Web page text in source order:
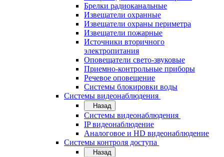
Брелки радиоканальные
Извещатели охранные
Извещатели охраны периметра
Извещатели пожарные
Источники вторичного
электропитания
Оповещатели свето-звуковые
Приемно-контрольные приборы
Речевое оповещение
Системы блокировки воды
Системы видеонаблюдения
Назад
Системы видеонаблюдения
IP видеонаблюдение
Аналоговое и HD видеонаблюдение
Системы контроля доступа
Назад